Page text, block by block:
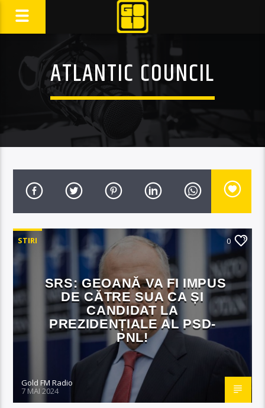
ATLANTIC COUNCIL
STIRI 0
SRS: GEOANĂ VA FI IMPUS
DE CĂTRE SUA CA ȘI
CANDIDAT LA
PREZIDENȚIALE AL PSD-
PNL!
Gold FM Radio
7 MAI 2024